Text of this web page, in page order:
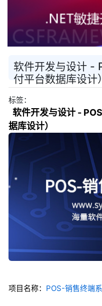
软件开发与设计 -
付平台数据库设计）
标签：
软件开发与设计 -
据库设计）
项目名称： POS-销售终端